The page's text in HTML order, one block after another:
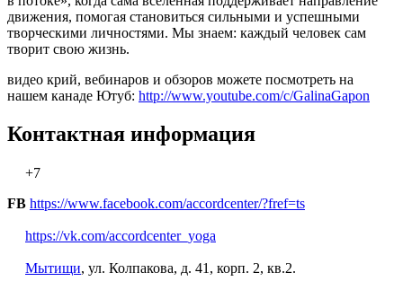
движения, помогая становиться сильными и успешными
творческими личностями. Мы знаем: каждый человек сам
творит свою жизнь.
видео крий, вебинаров и обзоров можете посмотреть на
нашем канаде Ютуб: http://www.youtube.com/c/GalinaGapon
Контактная информация
+7
FB https://www.facebook.com/accordcenter/?fref=ts
https://vk.com/accordcenter_yoga
Мытищи, ул. Колпакова, д. 41, корп. 2, кв.2.